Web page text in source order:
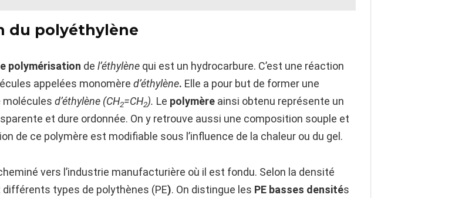
du polyéthylène
polymérisation de l’éthylène qui est un hydrocarbure. C’est une réaction
appelées monomère d’éthylène. Elle a pour but de former une
d’éthylène (CH2=CH2). Le polymère ainsi obtenu représente un
et dure ordonnée. On y retrouve aussi une composition souple et
de ce polymère est modifiable sous l’influence de la chaleur ou du gel.
vers l’industrie manufacturière où il est fondu. Selon la densité
types de polythènes (PE). On distingue les PE basses densités